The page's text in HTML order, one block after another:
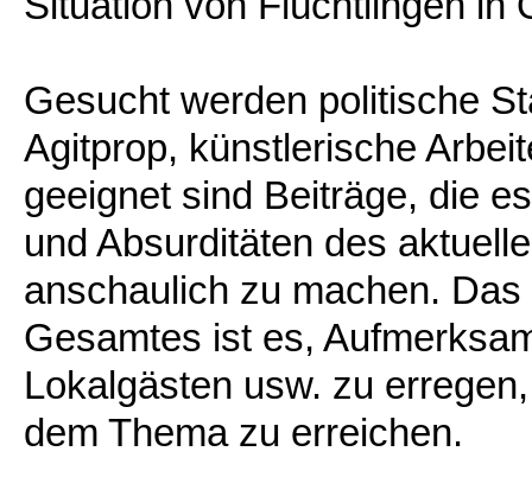
Gesucht werden politische
Agitprop, künstlerische
geeignet sind Beiträge, die
und Absurditäten des
anschaulich zu machen.
Gesamtes ist es,
Lokalgästen usw. zu
dem Thema zu erreichen.